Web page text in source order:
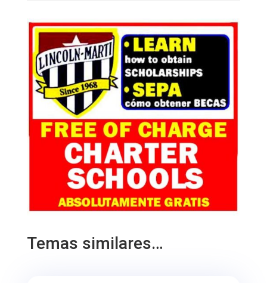
Temas similares…